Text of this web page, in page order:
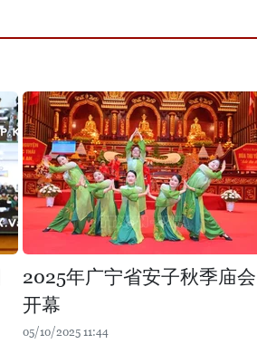
2025年广宁省安子秋季庙会
开幕
05/10/2025 11:44